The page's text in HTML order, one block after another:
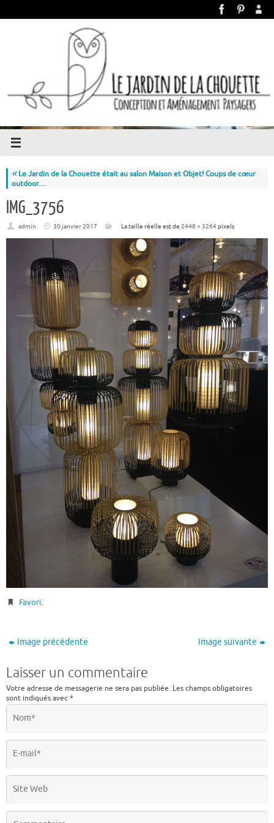
«Le Jardin de la Chouette était au salon Maison et Objet! Coups de cœur
outdoor…
IMG_3756
admin 30 janvier 2017 La taille réelle est de 2448 × 3264pixels
Favori.
Image précédente Image suivante
Laisser un commentaire
Votre adresse de messagerie ne sera pas publiée. Les champs obligatoires
sont indiqués avec*